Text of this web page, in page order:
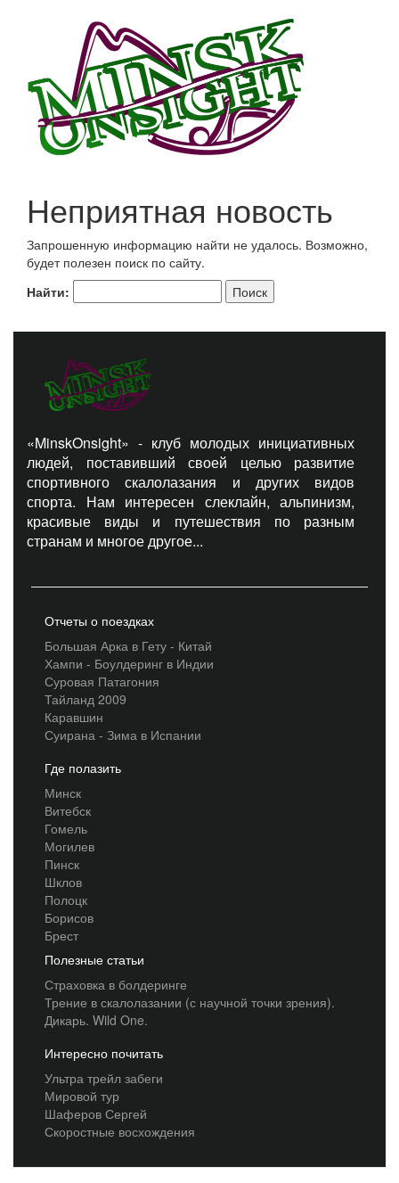
Неприятная новость
Запрошенную информацию найти не удалось. Возможно,
будет полезен поиск по сайту.
Найти:
«MinskOnsight» - клуб молодых инициативных
людей, поставивший своей целью развитие
спортивного скалолазания и других видов
спорта. Нам интересен слеклайн, альпинизм,
красивые виды и путешествия по разным
странам и многое другое...
Отчеты о поездках
Большая Арка в Гету - Китай
Хампи - Боулдеринг в Индии
Суровая Патагония
Тайланд 2009
Каравшин
Суирана - Зима в Испании
Где полазить
Минск
Витебск
Гомель
Могилев
Пинск
Шклов
Полоцк
Борисов
Брест
Полезные статьи
Страховка в болдеринге
Трение в скалолазании (с научной точки зрения).
Дикарь. Wild One.
Интересно почитать
Ультра трейл забеги
Мировой тур
Шаферов Сергей
Скоростные восхождения